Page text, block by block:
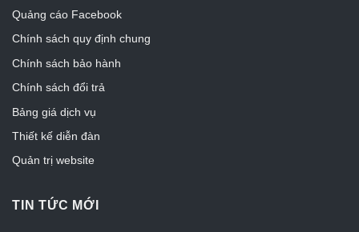
Quảng cáo Facebook
Chính sách quy định chung
Chính sách bảo hành
Chính sách đổi trả
Bảng giá dịch vụ
Thiết kế diễn đàn
Quản trị website
TIN TỨC MỚI